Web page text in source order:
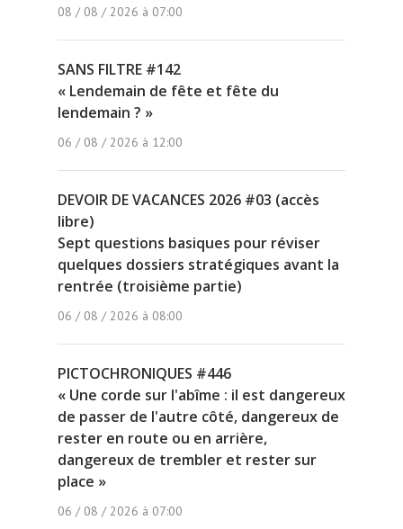
08 / 08 / 2026 à 07:00
SANS FILTRE #142
« Lendemain de fête et fête du
lendemain ? »
06 / 08 / 2026 à 12:00
DEVOIR DE VACANCES 2026 #03 (accès
libre)
Sept questions basiques pour réviser
quelques dossiers stratégiques avant la
rentrée (troisième partie)
06 / 08 / 2026 à 08:00
PICTOCHRONIQUES #446
« Une corde sur l'abîme : il est dangereux
de passer de l'autre côté, dangereux de
rester en route ou en arrière,
dangereux de trembler et rester sur
place »
06 / 08 / 2026 à 07:00